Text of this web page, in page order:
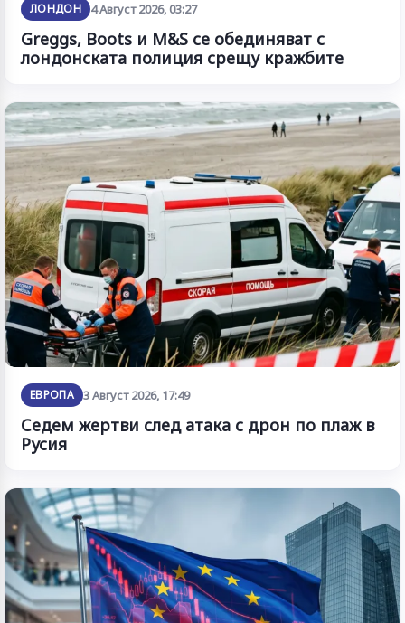
ЛОНДОН 4 Август 2026, 03:27
Greggs, Boots и M&S се обединяват с
лондонската полиция срещу кражбите
ЕВРОПА 3 Август 2026, 17:49
Седем жертви след атака с дрон по плаж в
Русия